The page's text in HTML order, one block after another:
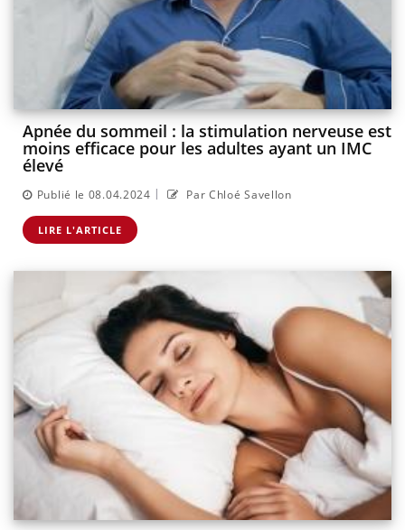
Apnée du sommeil : la stimulation nerveuse est
moins efficace pour les adultes ayant un IMC
élevé
Publié le 08.04.2024 | Par Chloé Savellon
LIRE L'ARTICLE